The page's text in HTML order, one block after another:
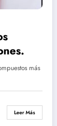
más
Leer Más